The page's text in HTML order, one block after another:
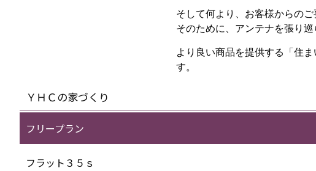
そして何より、お客様からの
そのために、アンテナを張り
より良い商品を提供する「住
す。
ＹＨＣの家づくり
フリープラン
フラット３５ｓ